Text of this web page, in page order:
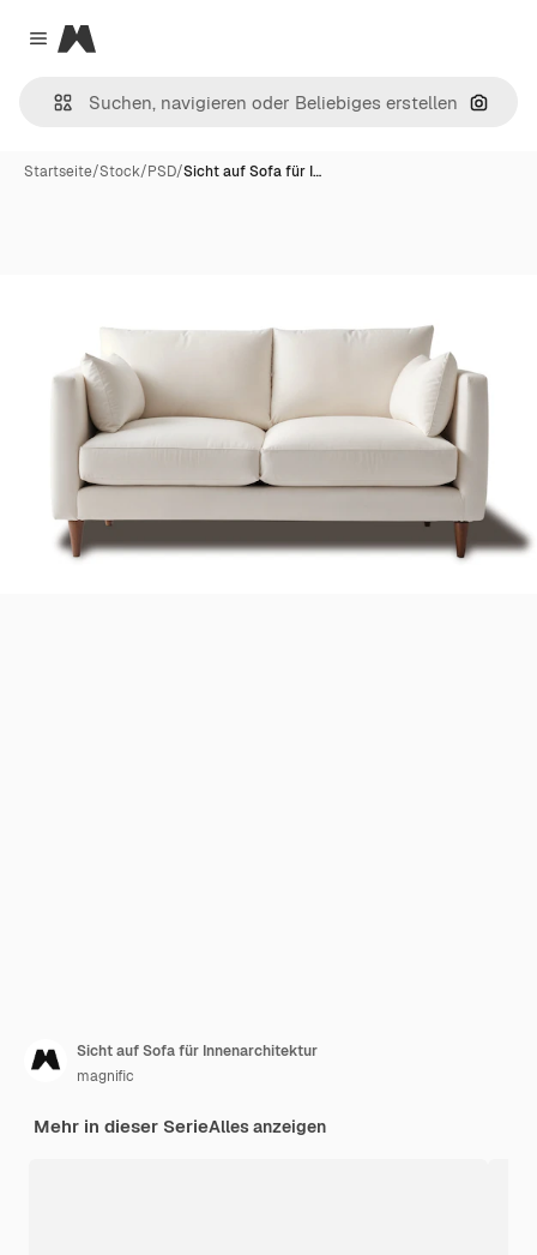
Close menu
Magnific
Nach
Startseite/Stock/PSD/Sicht auf Sofa für I…
Sicht auf Sofa für Innenarchitektur
magnific
Mehr in dieser SerieAlles anzeigen